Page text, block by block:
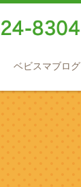
ベビスマブログ